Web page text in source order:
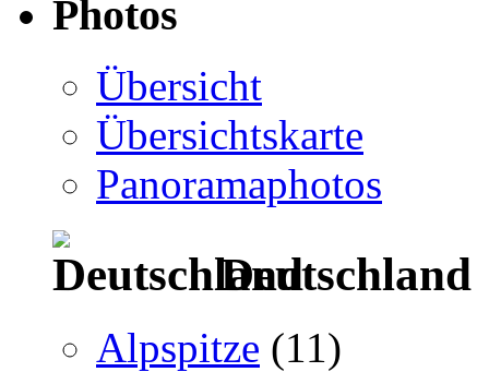
Photos
Übersicht
Übersichtskarte
Panoramaphotos
Deutschland
Alpspitze (11)